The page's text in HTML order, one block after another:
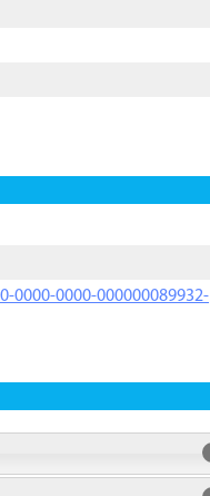
0000-0000-000000089932-